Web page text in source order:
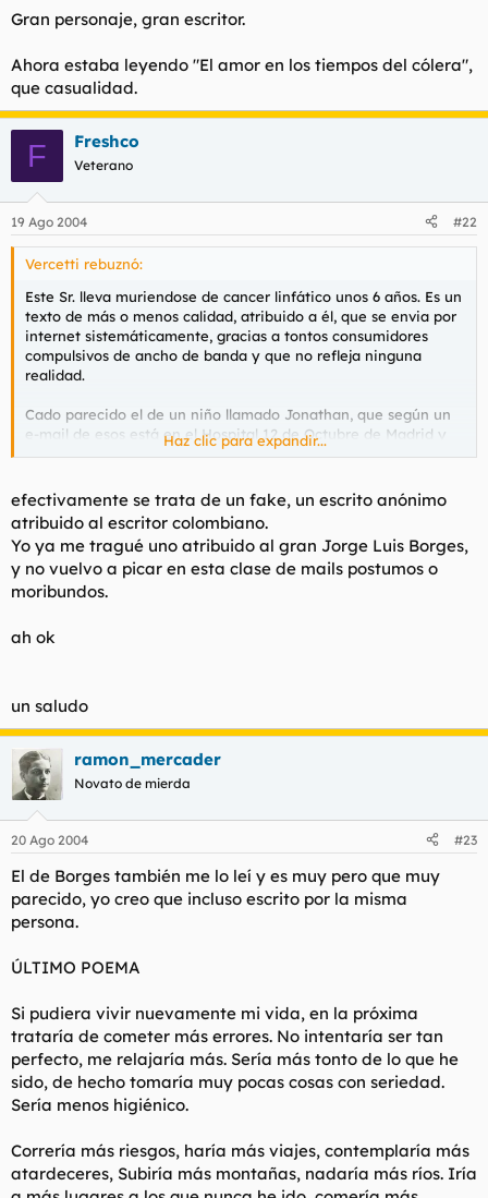
Gran personaje, gran escritor.
Ahora estaba leyendo "El amor en los tiempos del cólera",
que casualidad.
F Freshco
Veterano
19 Ago 2004 #22
Vercetti rebuznó:
Este Sr. lleva muriendose de cancer linfático unos 6 años. Es un
texto de más o menos calidad, atribuido a él, que se envia por
internet sistemáticamente, gracias a tontos consumidores
compulsivos de ancho de banda y que no refleja ninguna
realidad.
Cado parecido el de un niño llamado Jonathan, que según un
e-mail de esos está en el Hospital 12 de Octubre de Madrid y
necesita urgentemente sangre del grupo 0 negativo. Lo
Supongo que tras seis años de recibir sangre, el tal Jonathan
debe estar ya como una morcilla de Burgos.
Buenas Tardes.
Haz clic para expandir...
efectivamente se trata de un fake, un escrito anónimo
atribuido al escritor colombiano.
Yo ya me tragué uno atribuido al gran Jorge Luis Borges,
y no vuelvo a picar en esta clase de mails postumos o
moribundos.
ah ok
un saludo
ramon_mercader
Novato de mierda
20 Ago 2004 #23
El de Borges también me lo leí y es muy pero que muy
parecido, yo creo que incluso escrito por la misma
persona.
ÚLTIMO POEMA
Si pudiera vivir nuevamente mi vida, en la próxima
trataría de cometer más errores. No intentaría ser tan
perfecto, me relajaría más. Sería más tonto de lo que he
sido, de hecho tomaría muy pocas cosas con seriedad.
Sería menos higiénico.
Correría más riesgos, haría más viajes, contemplaría más
atardeceres, Subiría más montañas, nadaría más ríos. Iría